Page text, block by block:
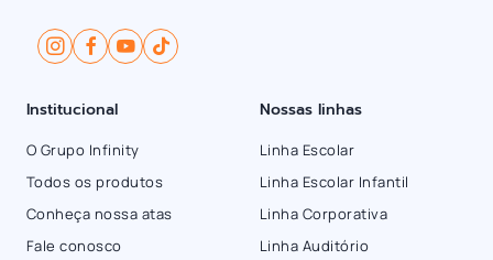
Institucional
O Grupo Infinity
Todos os produtos
Conheça nossa atas
Fale conosco
Nossas linhas
Linha Escolar
Linha Escolar Infantil
Linha Corporativa
Linha Auditório